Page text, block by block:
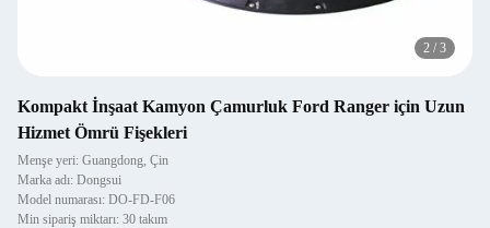
2 / 3
Kompakt İnşaat Kamyon Çamurluk Ford Ranger için Uzun
Hizmet Ömrü Fişekleri
Menşe yeri: Guangdong, Çin
Marka adı: Dongsui
Model numarası: DO-FD-F06
Min sipariş miktarı: 30 takım